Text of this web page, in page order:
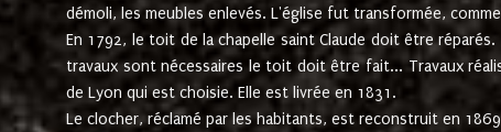
démoli, les meubles enlevés. L'église fut transformée,
En 1792, le toit de la chapelle saint Claude doit être
travaux sont nécessaires le toit doit être fait... Travaux
de Lyon qui est choisie. Elle est livrée en 1831.
Le clocher, réclamé par les habitants, est reconstruit en